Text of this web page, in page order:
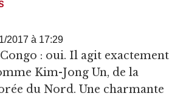
2017 à 17:29
Kim-Jong Un, de la
du Nord. Une charmante